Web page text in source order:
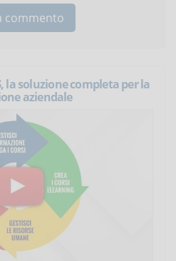
, la soluzione completa per la
aziendale